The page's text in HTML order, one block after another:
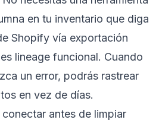
en tu inventario que diga
Shopify vía exportación
lineage funcional. Cuando
un error, podrás rastrear
en vez de días.
antes de limpiar